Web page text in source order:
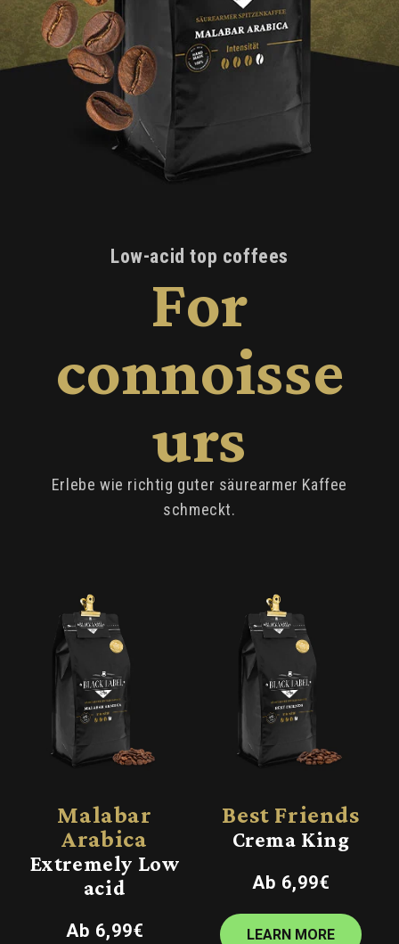
Low-acid top coffees
For
connoisse
urs
Erlebe wie richtig guter säurearmer Kaffee
schmeckt.
Malabar
Arabica
Extremely Low
acid
Normaler
Ab 6,99€
Best Friends
Crema King
Normaler
Ab 6,99€
LEARN MORE